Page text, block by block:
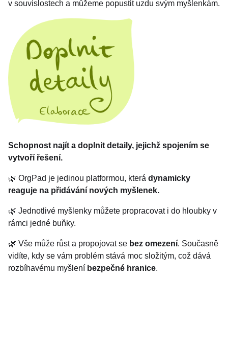
v souvislostech a můžeme popustit uzdu svým myšlenkám.
Schopnost najít a doplnit detaily, jejichž spojením se
vytvoří řešení.
🌿 OrgPad je jedinou platformou, která dynamicky
reaguje na přidávání nových myšlenek.
🌿 Jednotlivé myšlenky můžete propracovat i do hloubky v
rámci jedné buňky.
🌿 Vše může růst a propojovat se bez omezení. Současně
vidíte, kdy se vám problém stává moc složitým, což dává
rozbíhavému myšlení bezpečné hranice.